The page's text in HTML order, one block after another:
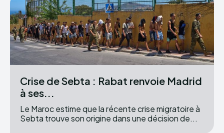
Crise de Sebta : Rabat renvoie Madrid
à ses...
Le Maroc estime que la récente crise migratoire à
Sebta trouve son origine dans une décision de...